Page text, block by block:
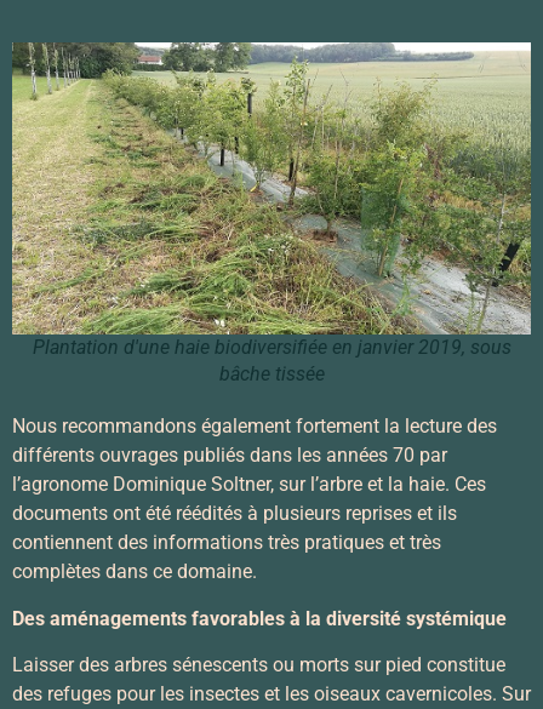
Plantation d'une haie biodiversifiée en janvier 2019, sous
bâche tissée
Nous recommandons également fortement la lecture des
différents ouvrages publiés dans les années 70 par
l’agronome Dominique Soltner, sur l’arbre et la haie. Ces
documents ont été réédités à plusieurs reprises et ils
contiennent des informations très pratiques et très
complètes dans ce domaine.
Des aménagements favorables à la diversité systémique
Laisser des arbres sénescents ou morts sur pied constitue
des refuges pour les insectes et les oiseaux cavernicoles. Sur